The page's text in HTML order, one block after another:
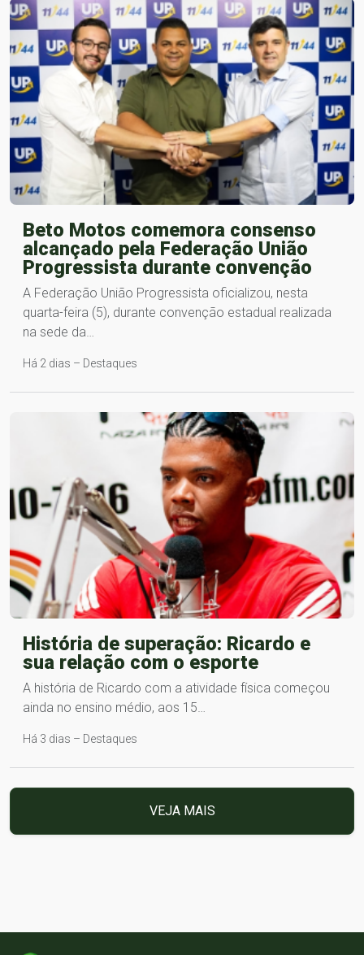
Beto Motos comemora consenso
alcançado pela Federação União
Progressista durante convenção
A Federação União Progressista oficializou, nesta
quarta-feira (5), durante convenção estadual realizada
na sede da…
Há 2 dias – Destaques
História de superação: Ricardo e
sua relação com o esporte
A história de Ricardo com a atividade física começou
ainda no ensino médio, aos 15…
Há 3 dias – Destaques
VEJA MAIS